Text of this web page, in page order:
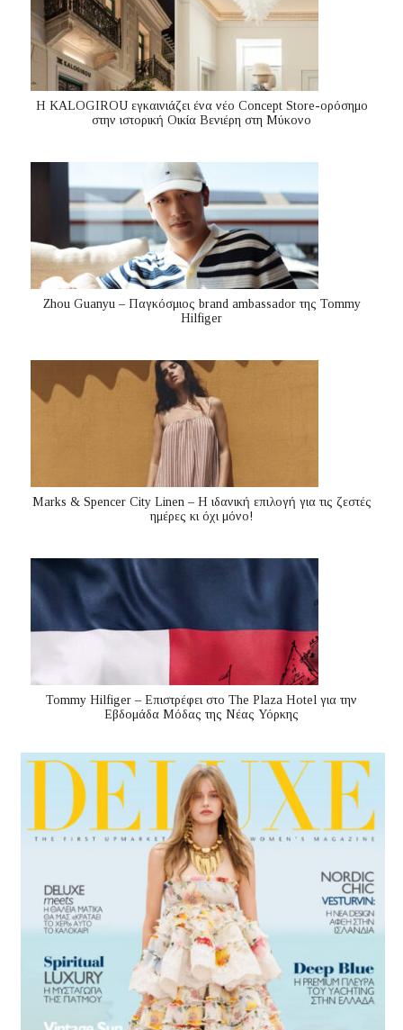
Η KALOGIROU εγκαινιάζει ένα νέο Concept Store-ορόσημο
στην ιστορική Οικία Βενιέρη στη Μύκονο
Zhou Guanyu – Παγκόσμιος brand ambassador της Tommy
Hilfiger
Marks & Spencer City Linen – Η ιδανική επιλογή για τις ζεστές
ημέρες κι όχι μόνο!
Tommy Hilfiger – Επιστρέφει στο The Plaza Hotel για την
Εβδομάδα Μόδας της Νέας Υόρκης